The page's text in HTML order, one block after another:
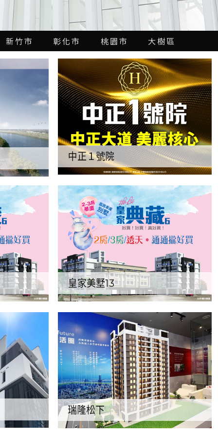
新竹市 彰化市 桃園市 大樹區
中正１號院
皇家美墅13
瑞隆松下